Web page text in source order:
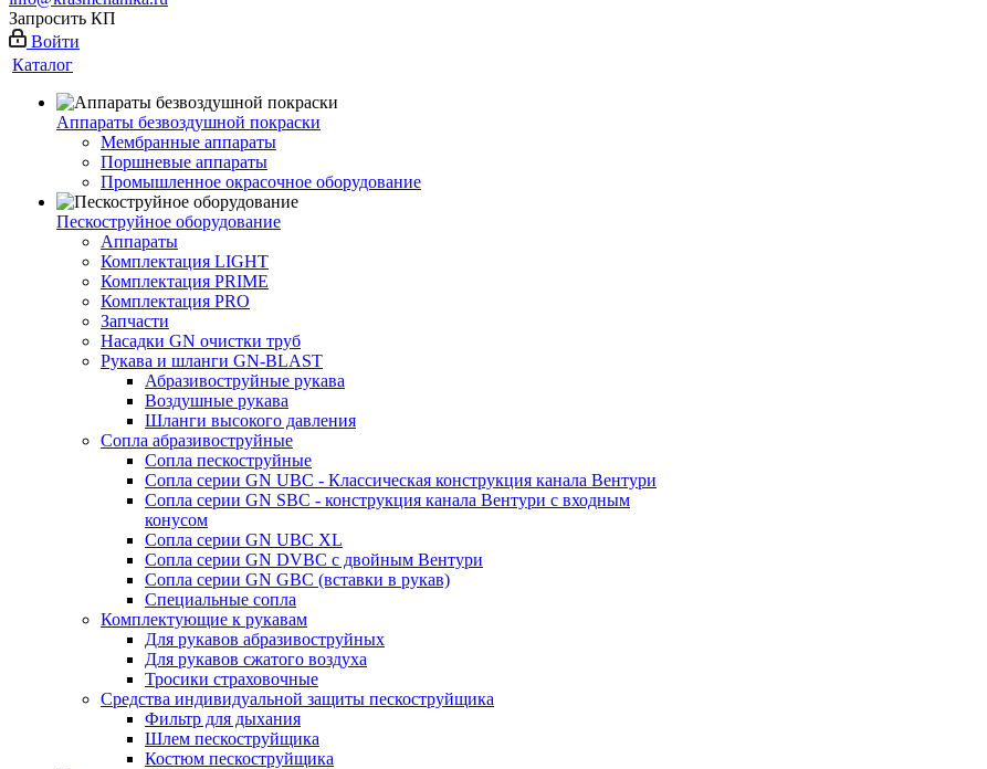
Запросить КП
Войти
Каталог
Аппараты безвоздушной покраски
Мембранные аппараты
Поршневые аппараты
Промышленное окрасочное оборудование
Пескоструйное оборудование
Аппараты
Комплектация LIGHT
Комплектация PRIME
Комплектация PRO
Запчасти
Насадки GN очистки труб
Рукава и шланги GN-BLAST
Абразивоструйные рукава
Воздушные рукава
Шланги высокого давления
Сопла абразивоструйные
Сопла пескоструйные
Сопла серии GN UBC - Классическая конструкция канала Вентури
Сопла серии GN SBC - конструкция канала Вентури c входным
конусом
Сопла серии GN UBC XL
Сопла серии GN DVBC с двойным Вентури
Сопла серии GN GBC (вставки в рукав)
Специальные сопла
Комплектующие к рукавам
Для рукавов абразивоструйных
Для рукавов сжатого воздуха
Тросики страховочные
Средства индивидуальной защиты пескоструйщика
Фильтр для дыхания
Шлем пескоструйщика
Костюм пескоструйщика